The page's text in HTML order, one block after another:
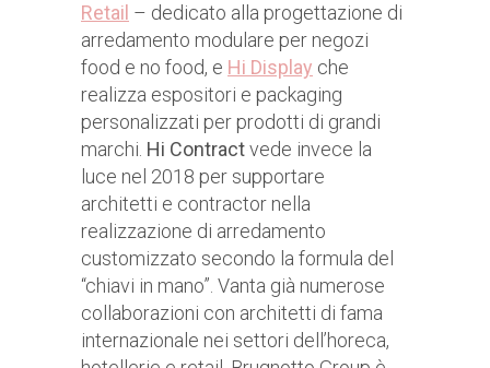
Retail – dedicato alla progettazione di
arredamento modulare per negozi
food e no food, e Hi Display che
realizza espositori e packaging
personalizzati per prodotti di grandi
marchi. Hi Contractvede invece la
luce nel 2018 per supportare
architetti e contractor nella
realizzazione di arredamento
customizzato secondo la formula del
“chiavi in mano”. Vanta già numerose
collaborazioni con architetti di fama
internazionale nei settori dell’horeca,